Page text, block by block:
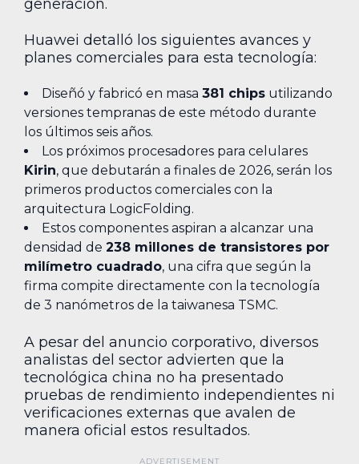
generación.
Huawei detalló los siguientes avances y
planes comerciales para esta tecnología:
Diseñó y fabricó en masa 381 chips utilizando
versiones tempranas de este método durante
los últimos seis años.
Los próximos procesadores para celulares
Kirin, que debutarán a finales de 2026, serán los
primeros productos comerciales con la
arquitectura LogicFolding.
Estos componentes aspiran a alcanzar una
densidad de 238 millones de transistores por
milímetro cuadrado, una cifra que según la
firma compite directamente con la tecnología
de 3 nanómetros de la taiwanesa TSMC.
A pesar del anuncio corporativo, diversos
analistas del sector advierten que la
tecnológica china no ha presentado
pruebas de rendimiento independientes ni
verificaciones externas que avalen de
manera oficial estos resultados.